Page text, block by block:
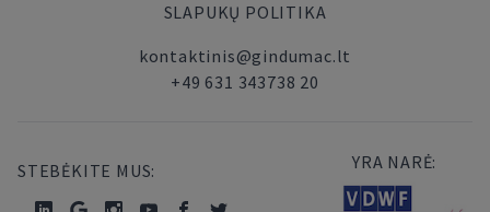
SLAPUKŲ POLITIKA
kontaktinis@gindumac.lt
+49 631 343738 20
STEBĖKITE MUS: YRA NARĖ: